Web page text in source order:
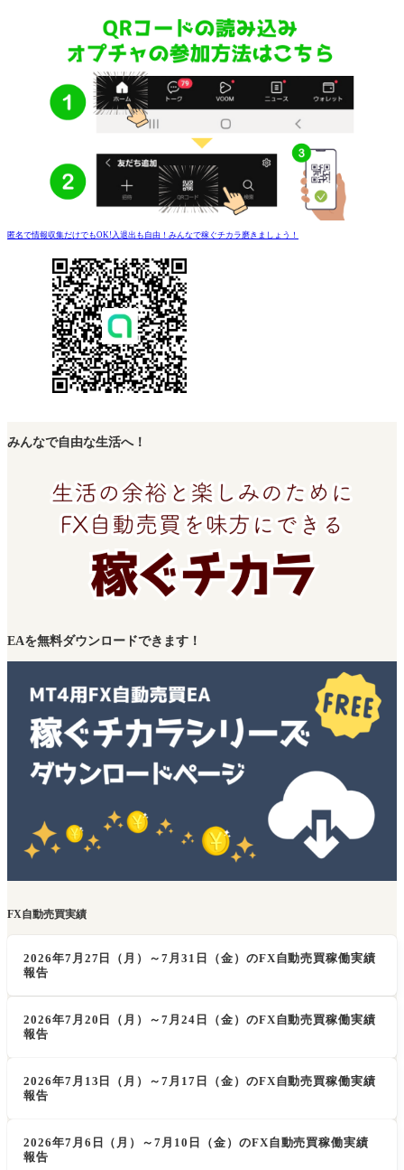
匿名で情報収集だけでもOK!入退出も自由！みんなで稼ぐチカラ磨きましょう！
みんなで自由な生活へ！
EAを無料ダウンロードできます！
FX自動売買実績
2026年7月27日（月）～7月31日（金）のFX自動売買稼働実績
報告
2026年7月20日（月）～7月24日（金）のFX自動売買稼働実績
報告
2026年7月13日（月）～7月17日（金）のFX自動売買稼働実績
報告
2026年7月6日（月）～7月10日（金）のFX自動売買稼働実績
報告